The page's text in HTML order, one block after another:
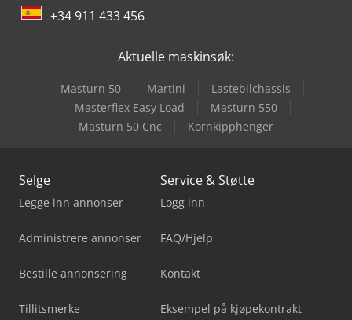
+34 911 433 456
Aktuelle maskinsøk:
Masturn 50 Martini
Lastebilchassis
Masterflex Easy Load
Masturn 550
Masturn 50 Cnc
Kornkipphenger
Selge
Legge inn annonser
Administrere annonser
Bestille annonsering
Tillitsmerke
Service & Støtte
Logg inn
FAQ/Hjelp
Kontakt
Eksempel på kjøpekontrakt